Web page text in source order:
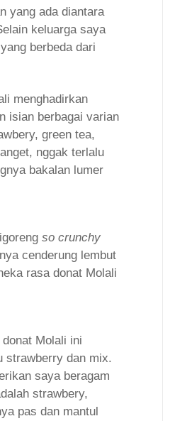
yang ada diantara
keluarga saya
berbeda dari
menghadirkan
isian berbagai varian
green tea,
nggak terlalu
bakalan lumer
so crunchy
cenderung lembut
rasa donat Molali
Molali ini
strawberry dan mix.
saya beragam
strawbery,
pas dan mantul